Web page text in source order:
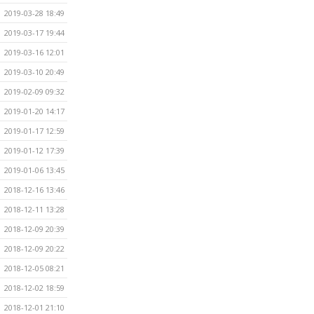
2019-03-28 18:49
2019-03-17 19:44
2019-03-16 12:01
2019-03-10 20:49
2019-02-09 09:32
2019-01-20 14:17
2019-01-17 12:59
2019-01-12 17:39
2019-01-06 13:45
2018-12-16 13:46
2018-12-11 13:28
2018-12-09 20:39
2018-12-09 20:22
2018-12-05 08:21
2018-12-02 18:59
2018-12-01 21:10